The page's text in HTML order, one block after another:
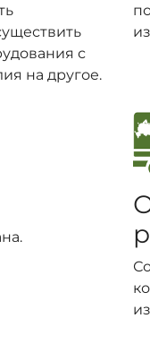
с
на другое.